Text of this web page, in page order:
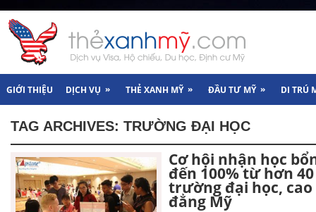
GIỚI THIỆU DỊCH VỤ » THẺ XANH MỸ » ĐẦU TƯ MỸ » DI TRÚ
TAG ARCHIVES: TRƯỜNG ĐẠI HỌC
Cơ hội nhận học
đến 100% từ hơn 40
trường đại học, cao
đẳng Mỹ